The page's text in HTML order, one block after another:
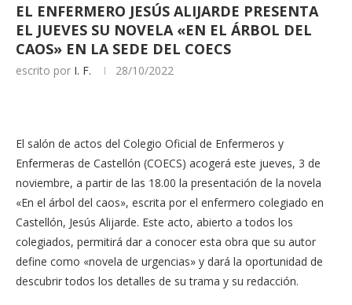
EL ENFERMERO JESÚS ALIJARDE PRESENTA
EL JUEVES SU NOVELA «EN EL ÁRBOL DEL
CAOS» EN LA SEDE DEL COECS
escrito por I. F. 28/10/2022
El salón de actos del Colegio Oficial de Enfermeros y
Enfermeras de Castellón (COECS) acogerá este jueves, 3 de
noviembre, a partir de las 18.00 la presentación de la novela
«En el árbol del caos», escrita por el enfermero colegiado en
Castellón, Jesús Alijarde. Este acto, abierto a todos los
colegiados, permitirá dar a conocer esta obra que su autor
define como «novela de urgencias» y dará la oportunidad de
descubrir todos los detalles de su trama y su redacción.